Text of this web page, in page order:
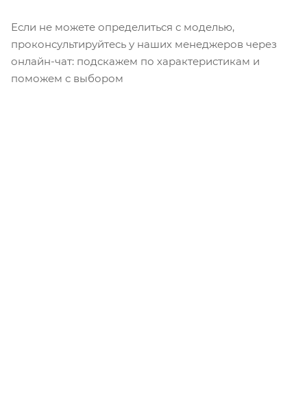
Если не можете определиться с моделью,
проконсультируйтесь у наших менеджеров через
онлайн-чат: подскажем по характеристикам и
поможем с выбором